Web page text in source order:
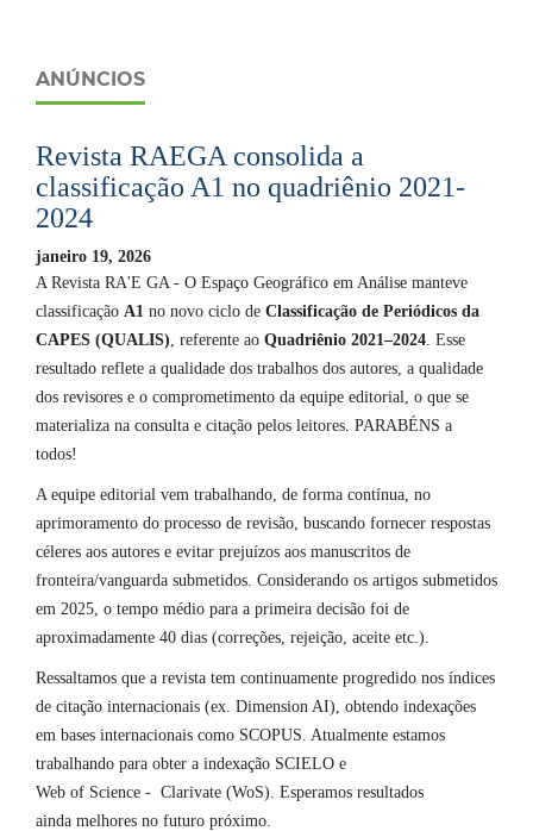
ANÚNCIOS
Revista RAEGA consolida a
classificação A1 no quadriênio 2021-
2024
janeiro 19, 2026
A Revista RA'E GA - O Espaço Geográfico em Análise manteve
classificação A1 no novo ciclo de Classificação de Periódicos da
CAPES (QUALIS) , referente ao Quadriênio 2021–2024 . Esse
resultado reflete a qualidade dos trabalhos dos autores, a qualidade
dos revisores e o comprometimento da equipe editorial, o que se
materializa na consulta e citação pelos leitores. PARABÉNS a
todos!
A equipe editorial vem trabalhando, de forma contínua, no
aprimoramento do processo de revisão, buscando fornecer respostas
céleres aos autores e evitar prejuízos aos manuscritos de
fronteira/vanguarda submetidos. Considerando os artigos submetidos
em 2025, o tempo médio para a primeira decisão foi de
aproximadamente 40 dias (correções, rejeição, aceite etc.).
Ressaltamos que a revista tem continuamente progredido nos índices
de citação internacionais (ex. Dimension AI), obtendo indexações
em bases internacionais como SCOPUS. Atualmente estamos
trabalhando para obter a indexação SCIELO e
Web of Science - Clarivate (WoS). Esperamos resultados
ainda melhores no futuro próximo.